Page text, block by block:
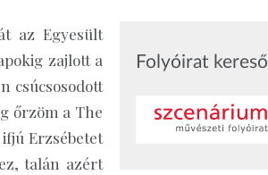
az Egyesült
zajlott a
csúcsosodott
őrzöm a The
Erzsébetet
talán azért
Folyóirat kereső